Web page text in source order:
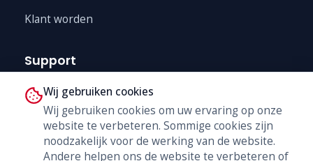
Klant worden
Support
Technische Dienst
Trainingen
B2B Shop
Wij gebruiken cookies
Wij gebruiken cookies om uw ervaring op onze
website te verbeteren. Sommige cookies zijn
noodzakelijk voor de werking van de website.
Andere helpen ons de website te verbeteren of